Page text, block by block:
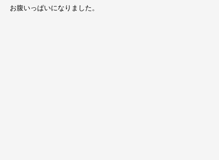
お腹いっぱいになりました。